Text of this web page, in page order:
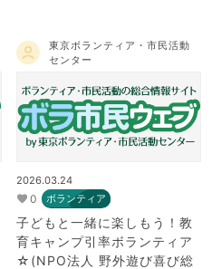
東京ボランティア・市民活動
センター
2026.03.24
0 ボランティア
子どもと一緒に楽しもう！教
育キャンプ引率ボランティア
☆(NPO法人 野外遊び喜び総